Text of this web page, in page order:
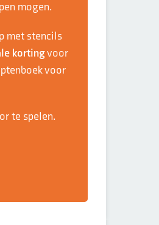
mogen.
met stencils
kortingvoor
voor
te spelen.